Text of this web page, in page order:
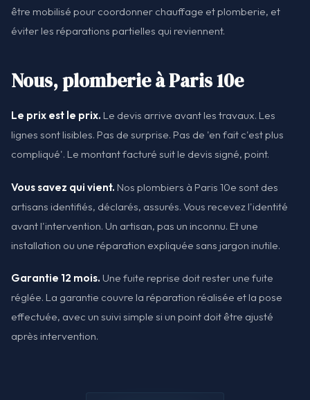
être mobilisé pour coordonner chauffage et plomberie, et
éviter les réparations partielles qui reviennent.
Nous, plomberie à Paris 10e
Le prix est le prix. Le devis arrive avant les travaux. Les
lignes sont lisibles. Pas de surprise. Pas de 'en fait c'est plus
compliqué'. Le montant facturé suit le devis signé, point.
Vous savez qui vient. Nos plombiers à Paris 10e sont des
artisans identifiés, déclarés, assurés. Vous recevez l'identité
avant l'intervention. Un artisan, pas un inconnu. Et une
installation ou une réparation expliquée sans jargon inutile.
Garantie 12 mois. Une fuite reprise doit rester une fuite
réglée. La garantie couvre la réparation réalisée et la pose
effectuée, avec un suivi simple si un point doit être ajusté
après intervention.